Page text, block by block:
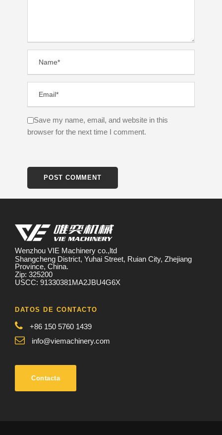
Save my name, email, and website in this
browser for the next time I comment.
Wenzhou VIE Machinery co.,ltd
Shangcheng District, Yuhai Street, Ruian City, Zhejiang
Province, China.
Zip: 325200
USCC: 91330381MA2JBU4G6X
DATOS DE CONTACTO
+86 150 5760 1439
info@viemachinery.com
Contacta